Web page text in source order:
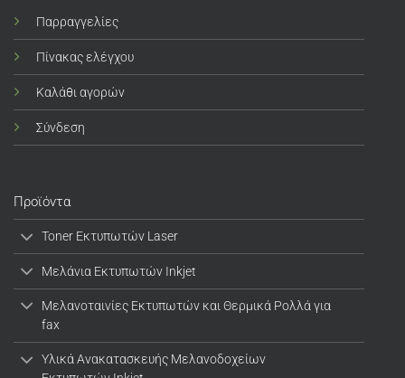
Παρραγγελίες
Πίνακας ελέγχου
Καλάθι αγορών
Σύνδεση
Προϊόντα
Toner Εκτυπωτών Laser
Μελάνια Εκτυπωτών Inkjet
Μελανοταινίες Εκτυπωτών και Θερμικά Ρολλά για
fax
Υλικά Ανακατασκευής Μελανοδοχείων